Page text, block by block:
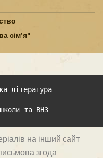
сім’я"
література
та ВНЗ
на інший сайт
згода